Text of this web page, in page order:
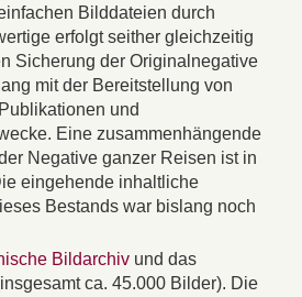
Bilddateien durch
erfolgt seither gleichzeitig
Sicherung der Originalnegative
mit der Bereitstellung von
und
Eine zusammenhängende
Negative ganzer Reisen ist in
eingehende inhaltliche
Bestands war bislang noch
Bildarchiv und das
ca. 45.000 Bilder). Die